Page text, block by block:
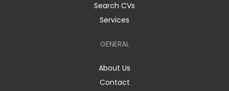
Search CVs
Services
GENERAL
About Us
Contact